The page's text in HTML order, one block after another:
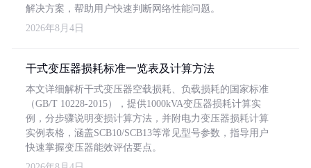
解决方案，帮助用户快速判断网络性能问题。
2026年8月4日
干式变压器损耗标准一览表及计算方法
本文详细解析干式变压器空载损耗、负载损耗的国家标准
（GB/T 10228-2015），提供1000kVA变压器损耗计算实
例，分步骤说明变损计算方法，并附电力变压器损耗计算
实例表格，涵盖SCB10/SCB13等常见型号参数，指导用户
快速掌握变压器能效评估要点。